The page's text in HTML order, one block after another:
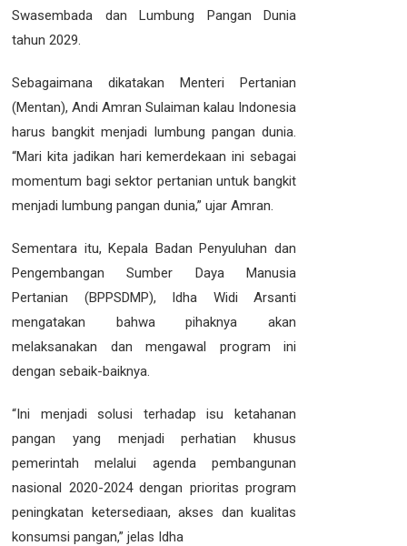
Swasembada dan Lumbung Pangan Dunia
tahun 2029.
Sebagaimana dikatakan Menteri Pertanian
(Mentan), Andi Amran Sulaiman kalau Indonesia
harus bangkit menjadi lumbung pangan dunia.
“Mari kita jadikan hari kemerdekaan ini sebagai
momentum bagi sektor pertanian untuk bangkit
menjadi lumbung pangan dunia,” ujar Amran.
Sementara itu, Kepala Badan Penyuluhan dan
Pengembangan Sumber Daya Manusia
Pertanian (BPPSDMP), Idha Widi Arsanti
mengatakan bahwa pihaknya akan
melaksanakan dan mengawal program ini
dengan sebaik-baiknya.
“Ini menjadi solusi terhadap isu ketahanan
pangan yang menjadi perhatian khusus
pemerintah melalui agenda pembangunan
nasional 2020-2024 dengan prioritas program
peningkatan ketersediaan, akses dan kualitas
konsumsi pangan,” jelas Idha